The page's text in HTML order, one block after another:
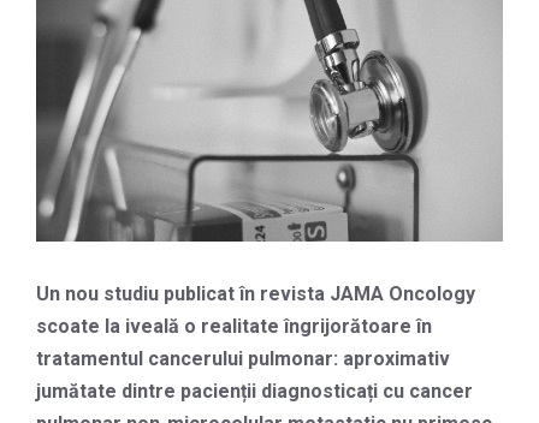
Un nou studiu publicat în revista JAMA Oncology
scoate la iveală o realitate îngrijorătoare în
tratamentul cancerului pulmonar: aproximativ
jumătate dintre pacienții diagnosticați cu cancer